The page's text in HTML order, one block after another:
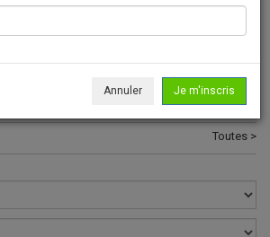
véhicule
Tous >
Toutes >
Annuler Je m'inscris